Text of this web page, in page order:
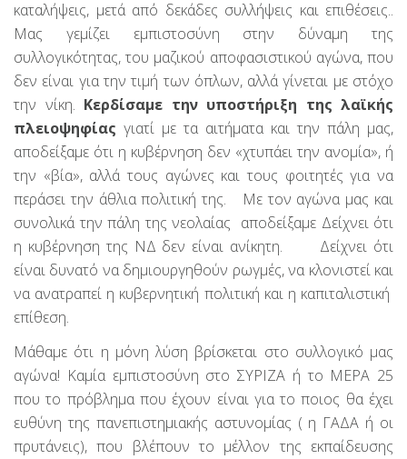
καταλήψεις, μετά από δεκάδες συλλήψεις και επιθέσεις..
Μας γεμίζει εμπιστοσύνη στην δύναμη της
συλλογικότητας, του μαζικού αποφασιστικού αγώνα, που
δεν είναι για την τιμή των όπλων, αλλά γίνεται με στόχο
την νίκη. Κερδίσαμε την υποστήριξη της λαϊκής
πλειοψηφίας γιατί με τα αιτήματα και την πάλη μας,
αποδείξαμε ότι η κυβέρνηση δεν «χτυπάει την ανομία», ή
την «βία», αλλά τους αγώνες και τους φοιτητές για να
περάσει την άθλια πολιτική της. Με τον αγώνα μας και
συνολικά την πάλη της νεολαίας αποδείξαμε Δείχνει ότι
η κυβέρνηση της ΝΔ δεν είναι ανίκητη. Δείχνει ότι
είναι δυνατό να δημιουργηθούν ρωγμές, να κλονιστεί και
να ανατραπεί η κυβερνητική πολιτική και η καπιταλιστική
επίθεση.
Μάθαμε ότι η μόνη λύση βρίσκεται στο συλλογικό μας
αγώνα! Καμία εμπιστοσύνη στο ΣΥΡΙΖΑ ή το ΜΕΡΑ 25
που το πρόβλημα που έχουν είναι για το ποιος θα έχει
ευθύνη της πανεπιστημιακής αστυνομίας ( η ΓΑΔΑ ή οι
πρυτάνεις), που βλέπουν το μέλλον της εκπαίδευσης